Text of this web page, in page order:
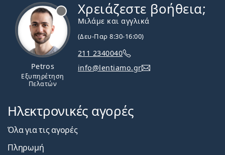
Petros
Εξυπηρέτηση
Πελατών
Χρειάζεστε βοήθεια;
Μιλάμε και αγγλικά
(Δευ-Παρ 8:30-16:00)
211 2340040
info@lentiamo.gr
Ηλεκτρονικές αγορές
Όλα για τις αγορές
Πληρωμή